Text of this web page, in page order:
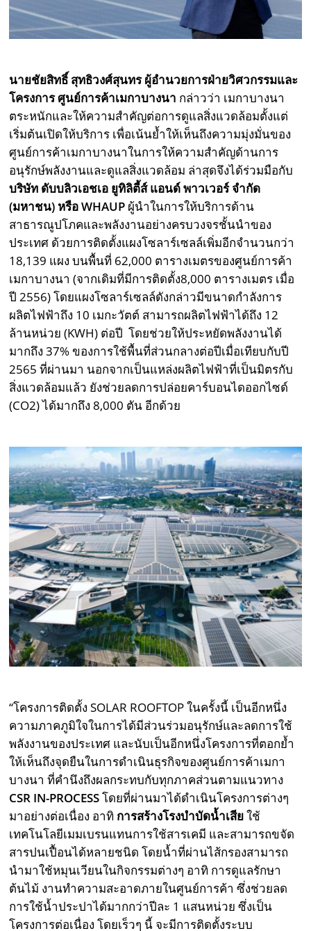
นายชัยสิทธิ์ สุทธิวงศ์สุนทร ผู้อำนวยการฝ่ายวิศวกรรมและ
โครงการศูนย์การค้าเมกาบางนา กล่าวว่า เมกาบางนา
ตระหนักและให้ความสำคัญต่อการดูแลสิ่งแวดล้อมตั้งแต่
เริ่มต้นเปิดให้บริการ เพื่อเน้นย้ำให้เห็นถึงความมุ่งมั่นของ
ศูนย์การค้าเมกาบางนาในการให้ความสำคัญด้านการ
อนุรักษ์พลังงานและดูแลสิ่งแวดล้อม ล่าสุดจึงได้ร่วมมือกับ
บริษัท ดับบลิวเอชเอ ยูทิลิตี้ส์ แอนด์ พาวเวอร์ จำกัด
(มหาชน) หรือWHAUP ผู้นำในการให้บริการด้าน
สาธารณูปโภคและพลังงานอย่างครบวงจรชั้นนำของ
ประเทศ ด้วยการติดตั้งแผงโซลาร์เซลล์เพิ่มอีกจำนวนกว่า
18,139 แผง บนพื้นที่ 62,000 ตารางเมตรของศูนย์การค้า
เมกาบางนา (จากเดิมที่มีการติดตั้ง8,000 ตารางเมตร เมื่อ
ปี 2556) โดยแผงโซลาร์เซลล์ดังกล่าวมีขนาดกำลังการ
ผลิตไฟฟ้าถึง 10 เมกะวัตต์ สามารถผลิตไฟฟ้าได้ถึง 12
ล้านหน่วย (KWH) ต่อปี โดยช่วยให้ประหยัดพลังงานได้
มากถึง 37% ของการใช้พื้นที่ส่วนกลางต่อปีเมื่อเทียบกับปี
2565 ที่ผ่านมา นอกจากเป็นแหล่งผลิตไฟฟ้าที่เป็นมิตรกับ
สิ่งแวดล้อมแล้ว ยังช่วยลดการปล่อยคาร์บอนไดออกไซด์
(CO2) ได้มากถึง 8,000 ตัน อีกด้วย
“โครงการติดตั้ง SOLAR ROOFTOP ในครั้งนี้ เป็นอีกหนึ่ง
ความภาคภูมิใจในการได้มีส่วนร่วมอนุรักษ์และลดการใช้
พลังงานของประเทศ และนับเป็นอีกหนึ่งโครงการที่ตอกย้ำ
ให้เห็นถึงจุดยืนในการดำเนินธุรกิจของศูนย์การค้าเมกา
บางนา ที่คำนึงถึงผลกระทบกับทุกภาคส่วนตามแนวทาง
CSR IN-PROCESSโดยที่ผ่านมาได้ดำเนินโครงการต่างๆ
มาอย่างต่อเนื่อง อาทิ การสร้างโรงบำบัดน้ำเสียใช้
เทคโนโลยีเมมเบรนแทนการใช้สารเคมี และสามารถขจัด
สารปนเปื้อนได้หลายชนิด โดยน้ำที่ผ่านไส้กรองสามารถ
นำมาใช้หมุนเวียนในกิจกรรมต่างๆ อาทิ การดูแลรักษา
ต้นไม้ งานทำความสะอาดภายในศูนย์การค้า ซึ่งช่วยลด
การใช้น้ำประปาได้มากกว่าปีละ 1 แสนหน่วย ซึ่งเป็น
โครงการต่อเนื่อง โดยเร็วๆ นี้ จะมีการติดตั้งระบบ